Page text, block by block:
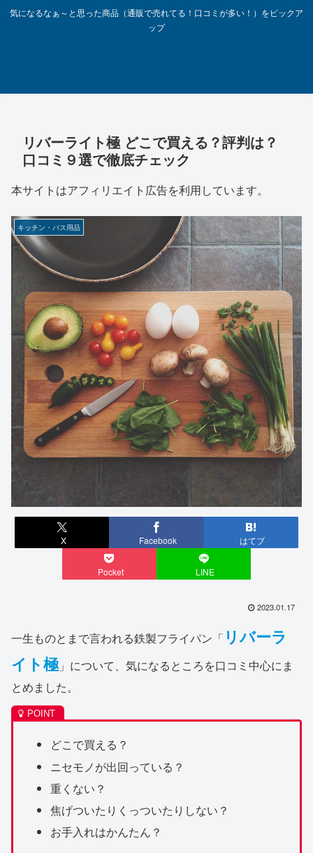
気になるなぁ～と思った商品（通販で売れてる！口コミが多い！）をピックア
ップ
リバーライト極 どこで買える？評判は？
口コミ９選で徹底チェック
本サイトはアフィリエイト広告を利用しています。
キッチン・バス用品
X Facebook はてブ
Pocket LINE
2023.01.17
一生ものとまで言われる鉄製フライパン「 リバーラ
イト極」について、気になるところを口コミ中心にま
とめました。
どこで買える？
ニセモノが出回っている？
重くない？
焦げついたりくっついたりしない？
お手入れはかんたん？